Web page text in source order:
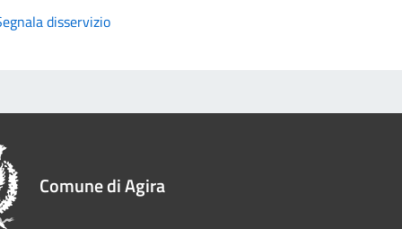
disservizio
Comune di Agira